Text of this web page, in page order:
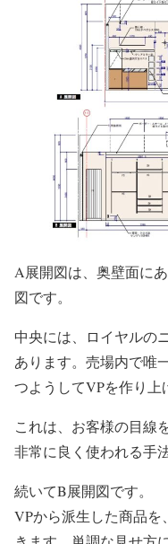
A展開図は、奥壁面に
図です。
中央には、ロイヤルの
あります。売場内で唯
つようしてVPを作り上
これは、お客様の目線
非常に良く使われる手
続いてB展開図です。
VPから派生した商品